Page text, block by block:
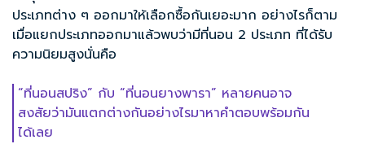
ประเภทต่าง ๆ ออกมาให้เลือกซื้อกันเยอะมาก อย่างไรก็ตาม
เมื่อแยกประเภทออกมาแล้วพบว่ามีที่นอน 2 ประเภท ที่ได้รับ
ความนิยมสูงนั่นคือ
“ที่นอนสปริง” กับ “ที่นอนยางพารา” หลายคนอาจ
สงสัยว่ามันแตกต่างกันอย่างไรมาหาคำตอบพร้อมกัน
ได้เลย